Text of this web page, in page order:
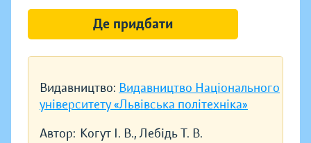
Видавництво: Видавництво Національного
університету «Львівська політехніка»
Автор: Когут І. В., Лебідь Т. В.
Де придбати